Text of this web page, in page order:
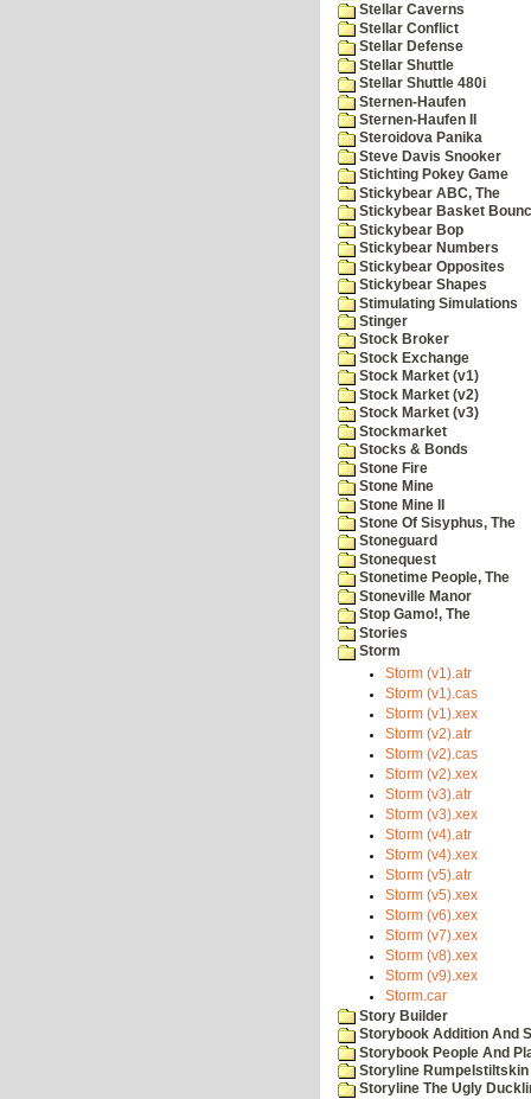
Stellar Caverns
Stellar Conflict
Stellar Defense
Stellar Shuttle
Stellar Shuttle 480i
Sternen-Haufen
Sternen-Haufen II
Steroidova Panika
Steve Davis Snooker
Stichting Pokey Game
Stickybear ABC, The
Stickybear Basket
Stickybear Bop
Stickybear Numbers
Stickybear Opposites
Stickybear Shapes
Stimulating Simulations
Stinger
Stock Broker
Stock Exchange
Stock Market (v1)
Stock Market (v2)
Stock Market (v3)
Stockmarket
Stocks & Bonds
Stone Fire
Stone Mine
Stone Mine II
Stone Of Sisyphus, The
Stoneguard
Stonequest
Stonetime People, The
Stoneville Manor
Stop Gamo!, The
Stories
Storm
Storm (v1).atr
Storm (v1).cas
Storm (v1).xex
Storm (v2).atr
Storm (v2).cas
Storm (v2).xex
Storm (v3).atr
Storm (v3).xex
Storm (v4).atr
Storm (v4).xex
Storm (v5).atr
Storm (v5).xex
Storm (v6).xex
Storm (v7).xex
Storm (v8).xex
Storm (v9).xex
Storm.car
Story Builder
Storybook Addition And
Storybook People And
Storyline Rumpelstiltskin
Storyline The Ugly